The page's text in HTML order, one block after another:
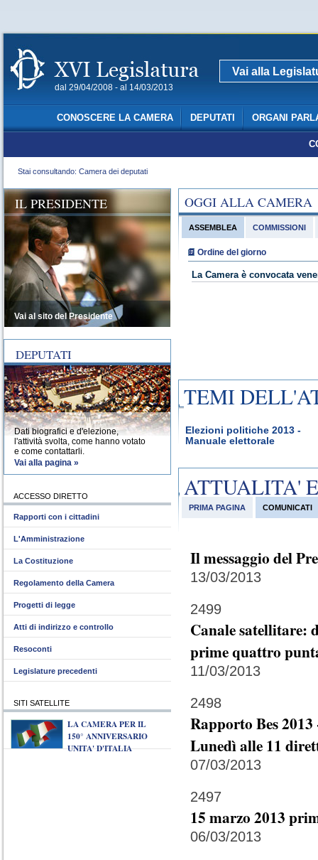
dal 29/04/2008 - al 14/03/2013
Vai alla
CONOSCERE LA CAMERA DEPUTATI ORGANI
Stai consultando: Camera dei deputati
OGGI ALLA CAMERA
ASSEMBLEA
Ordine del giorno
La Camera è convocata
COMMISSIONI
TEMI
Elezioni politiche 2013 -
Manuale elettorale
ATTUALITA'
PRIMA PAGINA COMUNICATI
Il messaggio del
13/03/2013
2499
Canale satellitare:
prime quattro
11/03/2013
2498
Rapporto Bes 2013
Lunedì alle 11
07/03/2013
2497
15 marzo 2013
06/03/2013
IL PRESIDENTE
Vai al sito del Presidente
DEPUTATI
Dati biografici e d'elezione,
l'attività svolta, come hanno votato
e come contattarli.
Vai alla pagina »
ACCESSO DIRETTO
Rapporti con i cittadini
L'Amministrazione
La Costituzione
Regolamento della Camera
Progetti di legge
Atti di indirizzo e controllo
Resoconti
Legislature precedenti
SITI SATELLITE
LA CAMERA PER IL
150° ANNIVERSARIO
UNITA' D'ITALIA